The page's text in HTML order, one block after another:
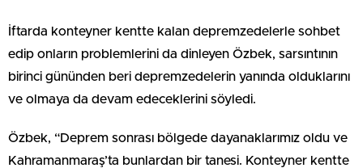
İftarda konteyner kentte kalan depremzedelerle sohbet
edip onların problemlerini da dinleyen Özbek, sarsıntının
birinci gününden beri depremzedelerin yanında olduklarını
ve olmaya da devam edeceklerini söyledi.
Özbek, “Deprem sonrası bölgede dayanaklarımız oldu ve
Kahramanmaraş’ta bunlardan bir tanesi. Konteyner kentte